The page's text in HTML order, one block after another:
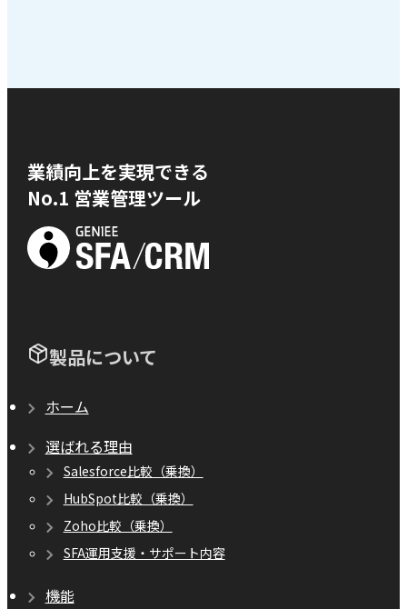
業績向上を実現できる
No.1 営業管理ツール
製品について
ホーム
選ばれる理由
Salesforce比較（乗換）
HubSpot比較（乗換）
Zoho比較（乗換）
SFA運用支援・サポート内容
機能